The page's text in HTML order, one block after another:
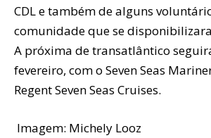
CDL e também de alguns
comunidade que se
A próxima de transatlântico
fevereiro, com o Seven Seas
Regent Seven Seas Cruises.
Imagem: Michely Looz